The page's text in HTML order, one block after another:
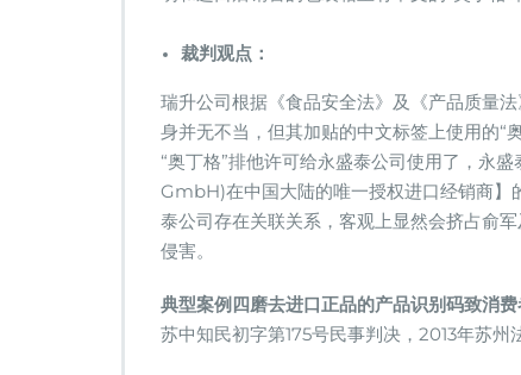
裁判观点：
瑞升公司根据《食品安全法》及《产品质量
身并无不当，但其加贴的中文标签上使用的“
“奥丁格”排他许可给永盛泰公司使用了，
GmbH)在中国大陆的唯一授权进口经销商】
泰公司存在关联关系，客观上显然会挤占俞
侵害。
典型案例四磨去进口正品的产品识别码致消
苏中知民初字第175号民事判决，2013年苏州